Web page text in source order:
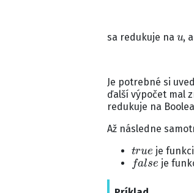
sa redukuje na ,
Je potrebné si
ďalší výpočet mal
redukuje na
Až následne
t
je
false
je